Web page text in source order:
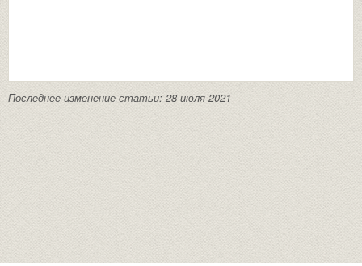
Последнее изменение статьи: 28 июля 2021